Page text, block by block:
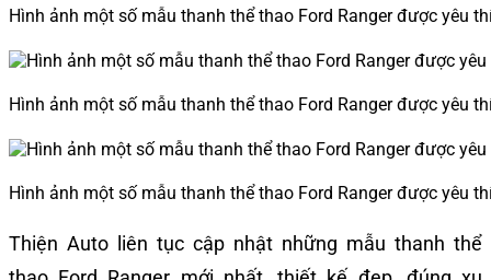
Hình ảnh một số mẫu thanh thể thao Ford Ranger được yêu
Hình ảnh một số mẫu thanh thể thao Ford Ranger được yêu
Hình ảnh một số mẫu thanh thể thao Ford Ranger được yêu
Thiện Auto liên tục cập nhật những mẫu thanh thể